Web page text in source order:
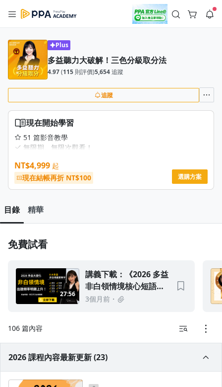
登入/註冊
🌞 PPA 避暑津貼．冷氣房升級｜期間快閃活動
🥵 酷暑限時快閃｜單筆滿 NT$2,500 現折 NT$300、再贈最高
2% 點數回饋！🚀 酷暑來襲．偷偷在冷氣房升級 📈⭐️ 【冷氣房
進修 限時開跑】◾單筆滿 NT$2,500 現折 NT$300◾活動期間：
即日起 - 8/13（只有一週）-📣 酷暑季好康 \ 再加碼 /→ 點數回饋
無上限🔥購買任一課程 or 訂閱✅ 消費即享回饋 1% 點數✅ 滿
$5,000 回饋 2% 點數🎁 此為 PPA 官方帳號 Line@ 專屬活動，加
入好友👉 享有「渠道專屬活動」及「個人化推播」！
2 天前
Plus
多益聽力大破解！三色分級取分法
4.97(115 則評價)5,654追蹤
追蹤
現在開始學習
51 篇影音教學
無限期、無限次觀看！
6 小時課程音檔（高頻必考400句及聽力練習音檔）
課前實力檢測、各單元三色分級回家練習題、與一回超擬真
模考（總計 760 道仿真試題）
🎯 課程已經100%上架完畢，購買後可立即開始學習全部課程
內容！
NT$4,999 起
現在結帳再折 NT$100
選購方案
目錄 精華
免費試看
27:56
講義下載：《2026 多益
非白領情境核心短語
120 組》
3個月前
106 篇內容
2026 課程內容最新更新 (23)
--:--
1.75x
追蹤列表
沒有播放清單
返回播放器
清除全部